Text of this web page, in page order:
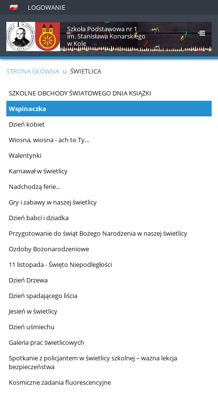
LOGOWANIE
Szkoła Podstawowa nr 1
im. Stanisława Konarskiego
w Kole
STRONA GŁÓWNA u ŚWIETLICA
Świetlica
SZKOLNE OBCHODY ŚWIATOWEGO DNIA KSIĄŻKI
Wspinaczka
Dzień kobiet
Wiosna, wiosna - ach to Ty...
Walentynki
Karnawał w świetlicy
Nadchodzą ferie...
Gry i zabawy w naszej świetlicy
Dzień babci i dziadka
Przygotowanie do świąt Bożego Narodzenia w naszej świetlicy
Ozdoby Bożonarodzeniowe
11 listopada - Święto Niepodległości
Dzień Drzewa
Dzień spadającego liścia
Jesień w świetlicy
Dzień uśmiechu
Galeria prac świetlicowych
Spotkanie z policjantem w świetlicy szkolnej – ważna lekcja
bezpieczeństwa
Kosmiczne zadania fluorescencyjne